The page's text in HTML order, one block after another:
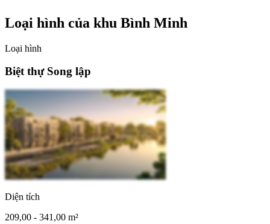
Loại hình của khu Bình Minh
Loại hình
Biệt thự Song lập
Diện tích
209,00 - 341,00 m²